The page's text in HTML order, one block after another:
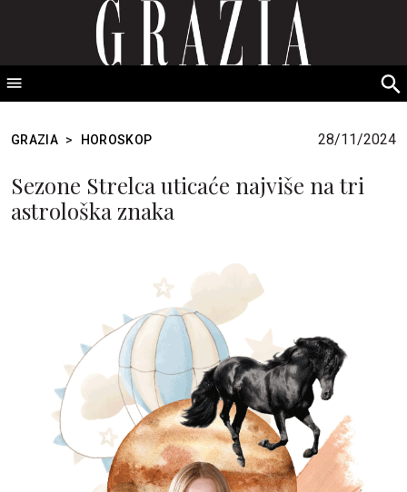
GRAZIA Srbija
GRAZIA > HOROSKOP 28/11/2024
Sezone Strelca uticaće najviše na tri
astrološka znaka